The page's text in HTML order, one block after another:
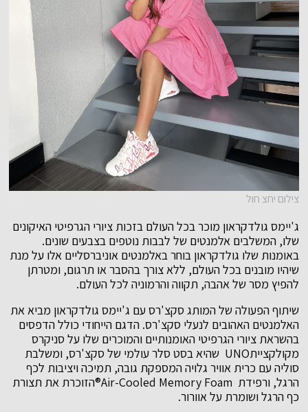
צילום יחצ חול
ג'יימס גולדקראון מוכר בכל העולם בזכות ציורי הגרפיטי האיקונים
שלו, המשלבים אלמנטים של לבבות נוטפים בצבעים שונים.
באומנות שלו גולדקראון בוחר באלמנטים אוניברסליים אלו על מנת
שיהיו מובנים בכל העולם, ללא צורך בהסבר או תרגום, ומטרתן
להפיץ מסר של אהבה, תקווה והרמוניה לכל העולם.
שיתוף הפעולה של המותג סקצ'רס עם ג'יימס גולדקראון מביא את
האלמנטים האהובים לנעלי סקצ'רס. הדגם הייחודי כולל הדפסים
בהשראת ציורי הגרפיטי האומנותיים והמוכרים שלו על סניקרס
מקולקצייתUNO שהיא בסט סלר עולמי של סקצ'רס, ומשלבת
סוליה עם כרית אוויר גלויה המספקת גובה, תמיכה ויציבות לכף
הרגל, ורפידת Air-Cooled Memory Foam®הזוכרת את תצורת
כף הרגל ושומרת על אוורור.